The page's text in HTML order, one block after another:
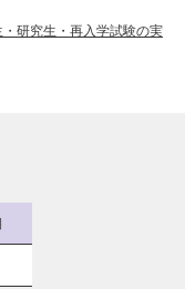
研究生・再入学試験の実